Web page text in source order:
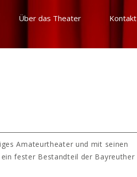
Über das Theater Kontakt
Amateurtheater und mit seinen
fester Bestandteil der Bayreuther